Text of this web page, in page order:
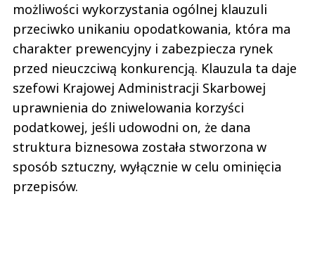
możliwości wykorzystania ogólnej klauzuli
przeciwko unikaniu opodatkowania, która ma
charakter prewencyjny i zabezpiecza rynek
przed nieuczciwą konkurencją. Klauzula ta daje
szefowi Krajowej Administracji Skarbowej
uprawnienia do zniwelowania korzyści
podatkowej, jeśli udowodni on, że dana
struktura biznesowa została stworzona w
sposób sztuczny, wyłącznie w celu ominięcia
przepisów.